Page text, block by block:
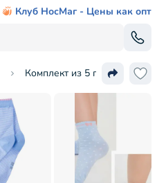
Клуб НосМаг - Цены как опт
Комплект из 5 пар детских